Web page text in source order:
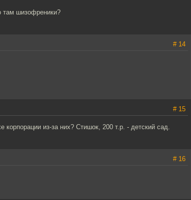
там шизофреники?
# 14
# 15
корпорации из-за них? Стишок, 200 т.р. - детский сад.
# 16